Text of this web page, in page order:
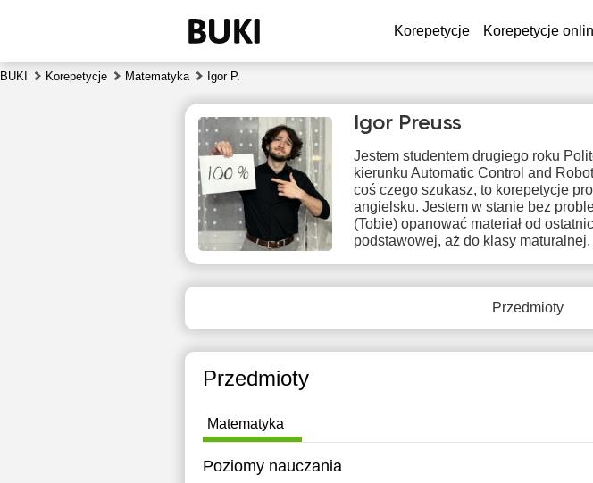
Korepetycje Korepetycje
BUKI Korepetycje Matematyka Igor P.
Igor Preuss
Jestem studentem drugiego roku
kierunku Automatic Control and
coś czego szukasz, to korepetycje
angielsku. Jestem w stanie bez
(Tobie) opanować materiał od
podstawowej, aż do klasy maturalnej.
Przedmioty
Przedmioty
Matematyka
Poziomy nauczania
pią
7
sob
8
nie
9
dostępnych
dostępnych
Brak
dostępnych